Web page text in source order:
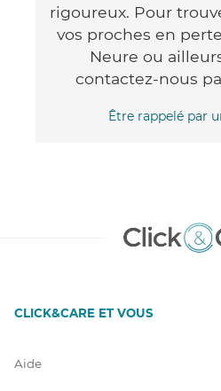
rigoureux. Pour
vos proches en
Neure ou
contactez-nous
Être rappelé par
CLICK&CARE ET VOUS
Aide